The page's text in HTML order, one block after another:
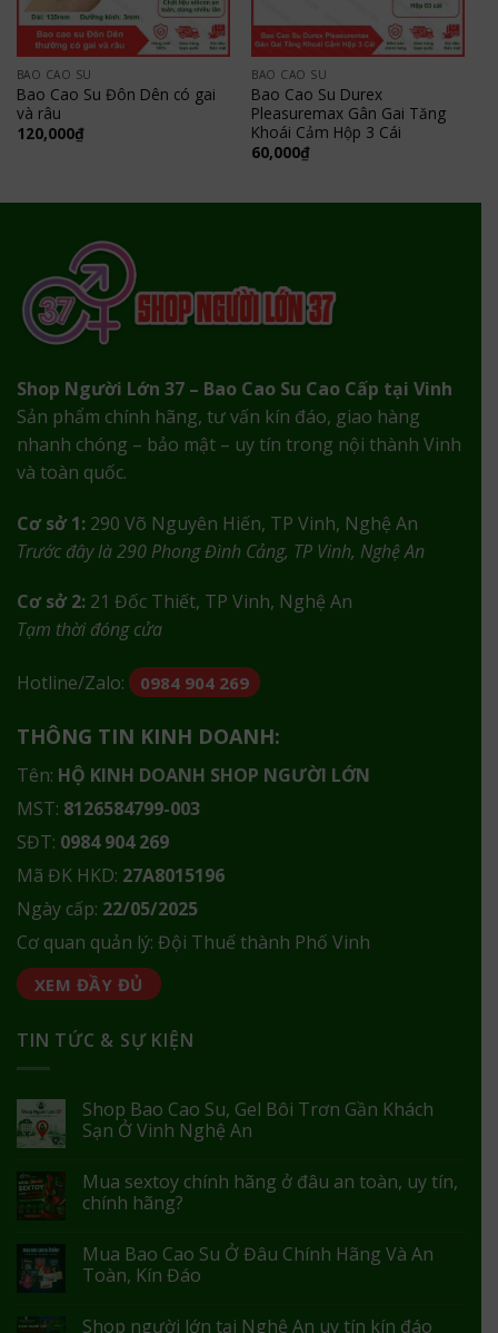
BAO CAO SU
Bao Cao Su Đôn Dên có gai
và râu
120,000₫
BAO CAO SU
Bao Cao Su Durex
Pleasuremax Gân Gai Tăng
Khoái Cảm Hộp 3 Cái
60,000₫
Shop Người Lớn 37 – Bao Cao Su Cao Cấp tại Vinh
Sản phẩm chính hãng, tư vấn kín đáo, giao hàng
nhanh chóng – bảo mật – uy tín trong nội thành Vinh
và toàn quốc.
Cơ sở 1: 290 Võ Nguyên Hiến, TP Vinh, Nghệ An
Trước đây là 290 Phong Đình Cảng, TP Vinh, Nghệ An
Cơ sở 2: 21 Đốc Thiết, TP Vinh, Nghệ An
Tạm thời đóng cửa
Hotline/Zalo: 0984 904 269
THÔNG TIN KINH DOANH:
Tên: HỘ KINH DOANH SHOP NGƯỜI LỚN
MST: 8126584799-003
SĐT: 0984 904 269
Mã ĐK HKD: 27A8015196
Ngày cấp: 22/05/2025
Cơ quan quản lý: Đội Thuế thành Phố Vinh
XEM ĐẦY ĐỦ
TIN TỨC & SỰ KIỆN
Shop Bao Cao Su, Gel Bôi Trơn Gần Khách
Sạn Ở Vinh Nghệ An
Mua sextoy chính hãng ở đâu an toàn, uy tín,
chính hãng?
Mua Bao Cao Su Ở Đâu Chính Hãng Và An
Toàn, Kín Đáo
Shop người lớn tại Nghệ An uy tín kín đáo